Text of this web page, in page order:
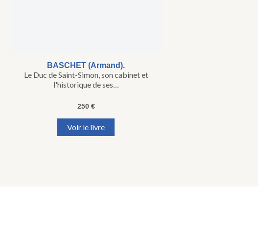
BASCHET (Armand).
Le Duc de Saint-Simon, son cabinet et
l'historique de ses…
250 €
Voir le livre